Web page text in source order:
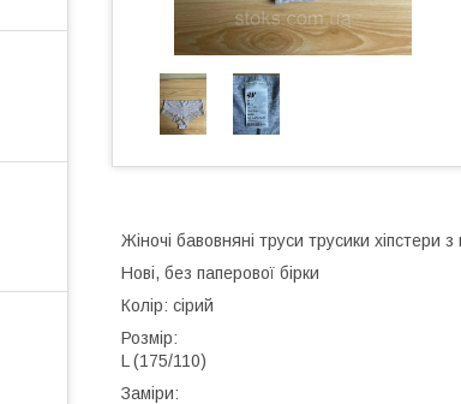
Жіночі бавовняні труси трусики хіпстери
Нові, без паперової бірки
Колір: сірий
Розмір:
L (175/110)
Заміри: